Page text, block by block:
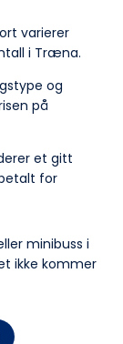
varierer
i Træna.
og
på
et gitt
for
minibuss i
ikke kommer